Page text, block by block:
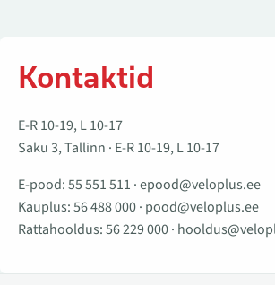
Kontaktid
E-R 10-19, L 10-17
Saku 3, Tallinn · E-R 10-19, L 10-17
E-pood:55 551 511 ·epood@veloplus.ee
Kauplus:56 488 000· pood@veloplus.ee
Rattahooldus:56 229 000·